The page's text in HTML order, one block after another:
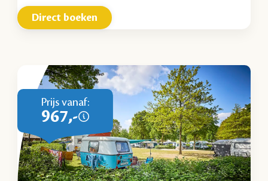
Direct boeken
Prijs vanaf:
967,-